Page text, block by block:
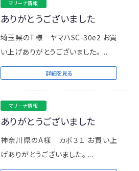
マリーナ情報
ありがとうございました
埼玉県のT様 ヤマハSC-30e2 お買
い上げありがとうございました。 ...
詳細を見る
マリーナ情報
ありがとうございました
神奈川県のA様 カボ３１ お買い上
げありがとうございました。 ...